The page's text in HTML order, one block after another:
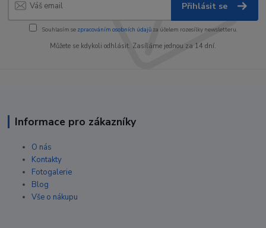
Přihlásit se
Souhlasím se zpracováním osobních údajůza účelem rozesílky newsletteru.
Můžete se kdykoli odhlásit. Zasíláme jednou za 14 dní.
Informace pro zákazníky
O nás
Kontakty
Fotogalerie
Blog
Vše o nákupu